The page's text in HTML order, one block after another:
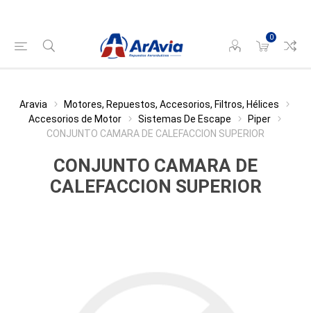
0
Aravia
Motores, Repuestos, Accesorios, Filtros, Hélices
Accesorios de Motor
Sistemas De Escape
Piper
CONJUNTO CAMARA DE CALEFACCION SUPERIOR
CONJUNTO CAMARA DE
CALEFACCION SUPERIOR